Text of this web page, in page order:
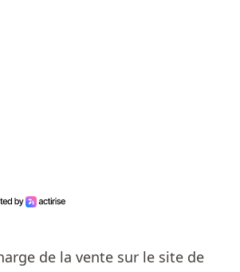
de la vente sur le site de